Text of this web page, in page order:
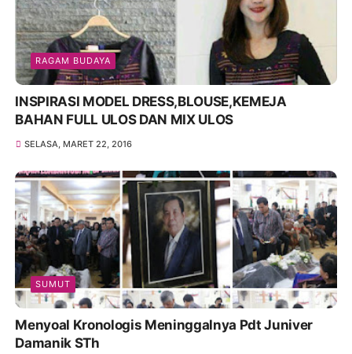
RAGAM BUDAYA
INSPIRASI MODEL DRESS,BLOUSE,KEMEJA
BAHAN FULL ULOS DAN MIX ULOS
SELASA, MARET 22, 2016
SUMUT
Menyoal Kronologis Meninggalnya Pdt Juniver
Damanik STh